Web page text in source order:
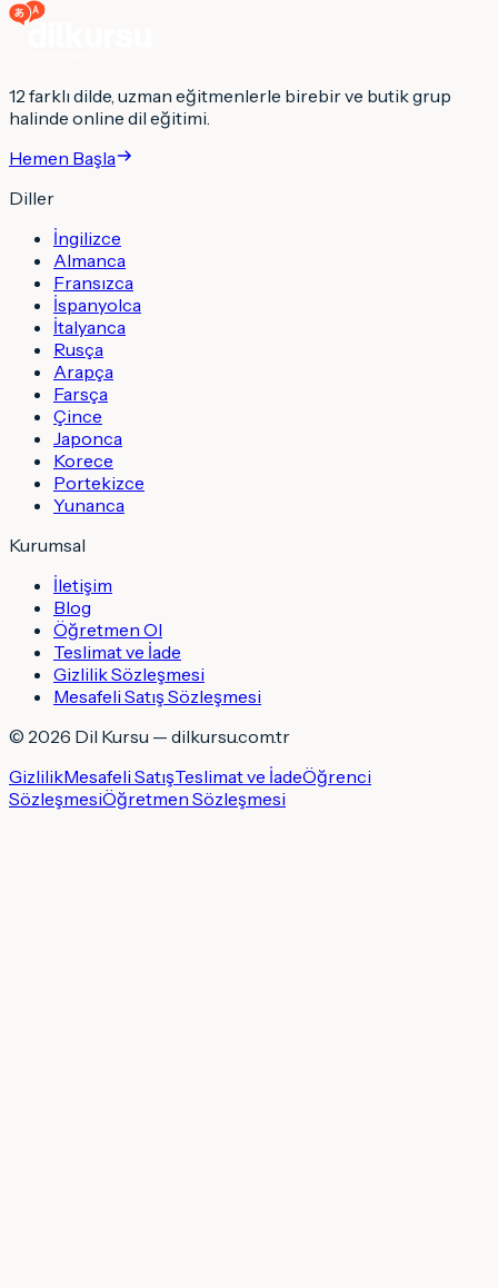
12 farklı dilde, uzman eğitmenlerle birebir ve butik grup
halinde online dil eğitimi.
Hemen Başla
Diller
İngilizce
Almanca
Fransızca
İspanyolca
İtalyanca
Rusça
Arapça
Farsça
Çince
Japonca
Korece
Portekizce
Yunanca
Kurumsal
İletişim
Blog
Öğretmen Ol
Teslimat ve İade
Gizlilik Sözleşmesi
Mesafeli Satış Sözleşmesi
© 2026 Dil Kursu — dilkursu.com.tr
GizlilikMesafeli SatışTeslimat ve İadeÖğrenci
SözleşmesiÖğretmen Sözleşmesi